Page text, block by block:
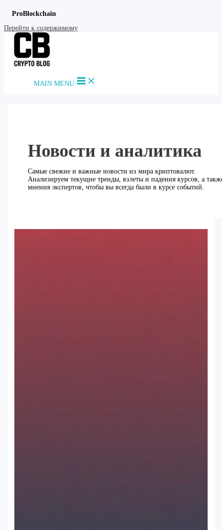
ProBlockchain
Перейти к содержимому
MAIN MENU
Новости и аналитика
Самые свежие и важные новости из мира криптовалют.
Анализируем текущие тренды, взлеты и падения курсов, а
мнения экспертов, чтобы вы всегда были в курсе событий.